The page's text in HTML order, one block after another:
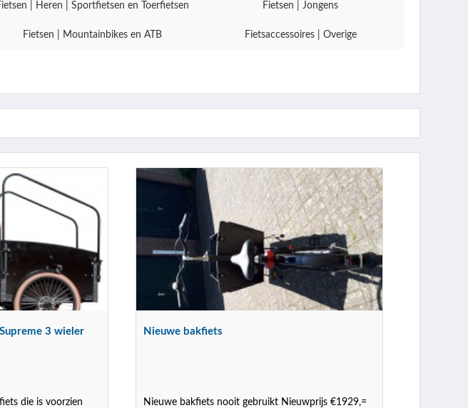
| Heren | Sportfietsen en Toerfietsen Fietsen | Jongens
Fietsen | Mountainbikes en ATB Fietsaccessoires | Overige
3 wieler
die is voorzien
Nieuwe bakfiets
Nieuwe bakfiets nooit gebruikt Nieuwprijs €1929,=